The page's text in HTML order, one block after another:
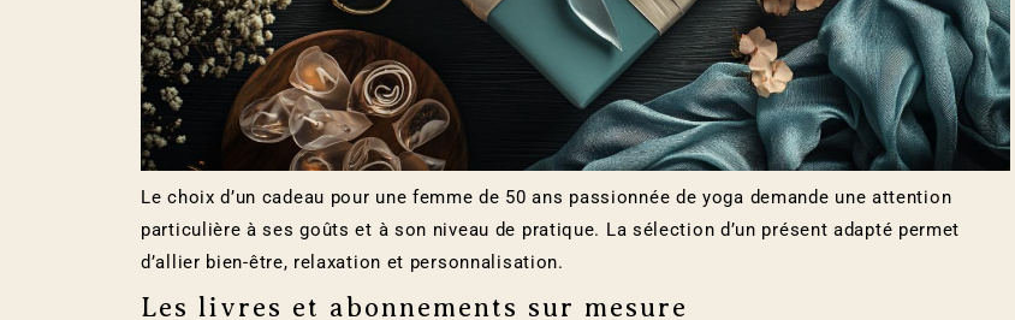
Le choix d’un cadeau pour une femme de 50 ans passionnée de yoga demande une attention
particulière à ses goûts et à son niveau de pratique. La sélection d’un présent adapté permet
d’allier bien-être, relaxation et personnalisation.
Les livres et abonnements sur mesure